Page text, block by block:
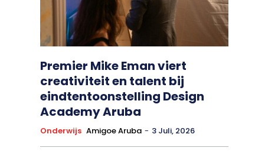
Premier Mike Eman viert
creativiteit en talent bij
eindtentoonstelling Design
Academy Aruba
Onderwijs Amigoe Aruba - 3 Juli, 2026